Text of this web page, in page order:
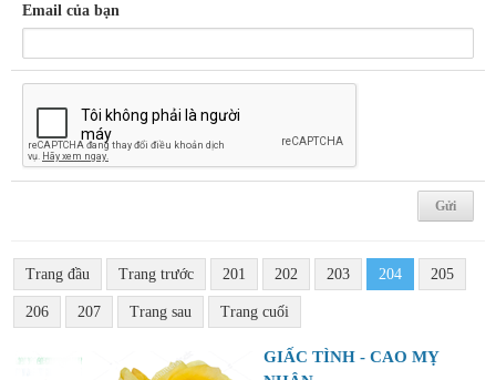
Email của bạn
Trang đầu Trang trước 201 202 203 204 205
206 207 Trang sau Trang cuối
GIẤC TÌNH - CAO MỴ